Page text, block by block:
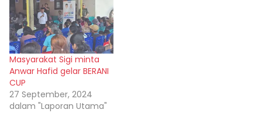
Masyarakat Sigi minta
Anwar Hafid gelar BERANI
CUP
27 September, 2024
dalam "Laporan Utama"